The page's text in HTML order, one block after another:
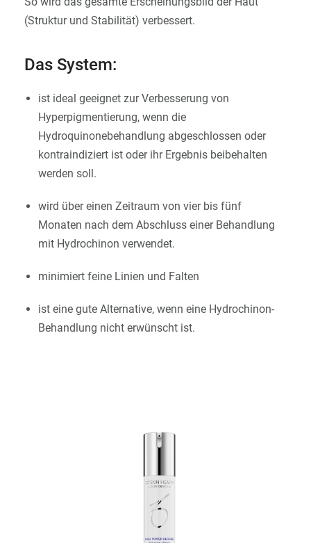
(Struktur und Stabilität) verbessert.
Das System:
ist ideal geeignet zur Verbesserung von
Hyperpigmentierung, wenn die
Hydroquinonebehandlung abgeschlossen oder
kontraindiziert ist oder ihr Ergebnis beibehalten
werden soll.
wird über einen Zeitraum von vier bis fünf
Monaten nach dem Abschluss einer Behandlung
mit Hydrochinon verwendet.
minimiert feine Linien und Falten
ist eine gute Alternative, wenn eine Hydrochinon-
Behandlung nicht erwünscht ist.